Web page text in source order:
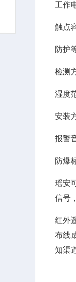
工作
触点
防护
检测
湿度
安装
报警
防爆
瑶安
信号
红外
布线
知渠